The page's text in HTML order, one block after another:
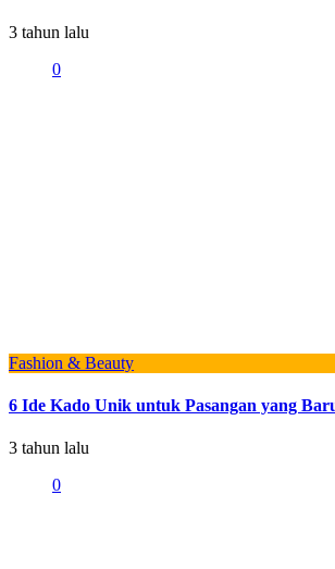
3 tahun lalu
0
Fashion & Beauty
6 Ide Kado Unik untuk Pasangan yang
3 tahun lalu
0